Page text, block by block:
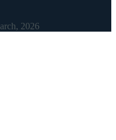
2026